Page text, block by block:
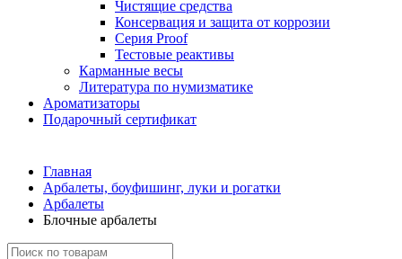
Чистящие средства
Консервация и защита от коррозии
Серия Proof
Тестовые реактивы
Карманные весы
Литература по нумизматике
Ароматизаторы
Подарочный сертификат
Главная
Арбалеты, боуфишинг, луки и рогатки
Арбалеты
Блочные арбалеты